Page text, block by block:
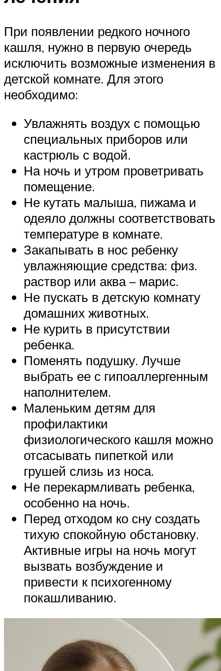
При появлении редкого ночного
кашля, нужно в первую очередь
исключить возможные изменения в
детской комнате. Для этого
необходимо:
Увлажнять воздух с помощью
специальных приборов или
кастрюль с водой.
На ночь и утром проветривать
помещение.
Не кутать малыша, пижама и
одеяло должны соответствовать
температуре в комнате.
Закапывать в нос ребенку
увлажняющие средства: физ.
раствор или аква – марис.
Не пускать в детскую комнату
домашних животных.
Не курить в присутствии
ребенка.
Поменять подушку. Лучше
выбрать ее с гипоаллергенным
наполнителем.
Маленьким детям для
профилактики
физиологического кашля можно
отсасывать пипеткой или
грушей слизь из носа.
Не перекармливать ребенка,
особенно на ночь.
Перед отходом ко сну создать
тихую спокойную обстановку.
Активные игры на ночь могут
вызвать возбуждение и
привести к психогенному
покашливанию.